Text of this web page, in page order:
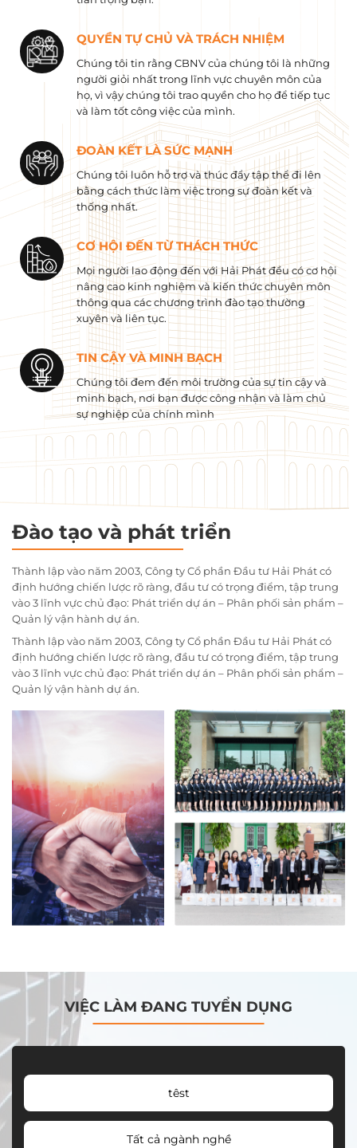
QUYỀN TỰ CHỦ VÀ TRÁCH NHIỆM
Chúng tôi tin rằng CBNV của chúng tôi là những
người giỏi nhất trong lĩnh vực chuyên môn của
họ, vì vậy chúng tôi trao quyền cho họ để tiếp tục
và làm tốt công việc của mình.
ĐOÀN KẾT LÀ SỨC MẠNH
Chúng tôi luôn hỗ trợ và thúc đẩy tập thể đi lên
bằng cách thức làm việc trong sự đoàn kết và
thống nhất.
CƠ HỘI ĐẾN TỪ THÁCH THỨC
Mọi người lao động đến với Hải Phát đều có cơ hội
nâng cao kinh nghiệm và kiến ​​thức chuyên môn
thông qua các chương trình đào tạo thường
xuyên và liên tục.
TIN CẬY VÀ MINH BẠCH
Chúng tôi đem đến môi trường của sự tin cậy và
minh bạch, nơi bạn được công nhận và làm chủ
sự nghiệp của chính mình
Đào tạo và phát triển
Thành lập vào năm 2003, Công ty Cổ phần Đầu tư Hải Phát có
định hướng chiến lược rõ ràng, đầu tư có trọng điểm, tập trung
vào 3 lĩnh vực chủ đạo: Phát triển dự án – Phân phối sản phẩm –
Quản lý vận hành dự án.
Thành lập vào năm 2003, Công ty Cổ phần Đầu tư Hải Phát có
định hướng chiến lược rõ ràng, đầu tư có trọng điểm, tập trung
vào 3 lĩnh vực chủ đạo: Phát triển dự án – Phân phối sản phẩm –
Quản lý vận hành dự án.
VIỆC LÀM ĐANG TUYỂN DỤNG
têst
Tất cả ngành nghề